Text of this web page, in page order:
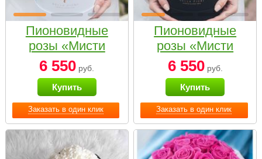
Заказать в один клик
Пионовидные
розы «Мисти
бабблс» в белой
коробке Small
6 550 руб.
Купить
Заказать в один клик
Пионовидные
розы «Мисти
бабблс» в
черной коробке
Small
6 550руб.
Купить